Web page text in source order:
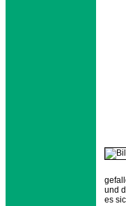
und
es